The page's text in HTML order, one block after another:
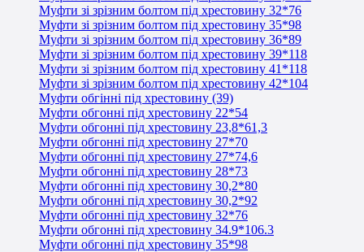
Муфти зі зрізним болтом під хрестовину 32*76
Муфти зі зрізним болтом під хрестовину 35*98
Муфти зі зрізним болтом під хрестовину 36*89
Муфти зі зрізним болтом під хрестовину 39*118
Муфти зі зрізним болтом під хрестовину 41*118
Муфти зі зрізним болтом під хрестовину 42*104
Муфти обгінні під хрестовину (39)
Муфти обгонні під хрестовину 22*54
Муфти обгонні під хрестовину 23,8*61,3
Муфти обгонні під хрестовину 27*70
Муфти обгонні під хрестовину 27*74,6
Муфти обгонні під хрестовину 28*73
Муфти обгонні під хрестовину 30,2*80
Муфти обгонні під хрестовину 30,2*92
Муфти обгонні під хрестовину 32*76
Муфти обгонні під хрестовину 34.9*106.3
Муфти обгонні під хрестовину 35*98